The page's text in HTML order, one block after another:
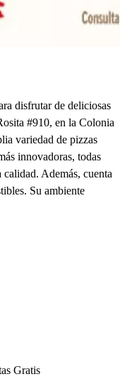
disfrutar de deliciosas
#910, en la Colonia
variedad de pizzas
innovadoras, todas
calidad. Además, cuenta
Su ambiente
Gratis